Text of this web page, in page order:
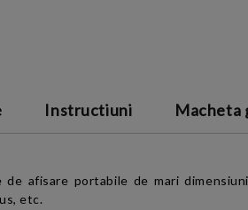
Instructiuni Macheta
afisare portabile de mari
etc.